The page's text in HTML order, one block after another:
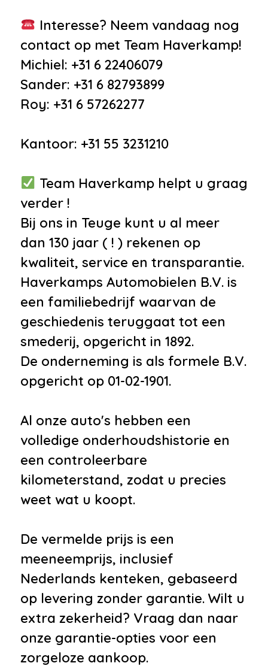
Interesse? Neem vandaag nog
contact op met Team Haverkamp!
Michiel: +31 6 22406079
Sander: +31 6 82793899
Roy: +31 6 57262277
Kantoor: +31 55 3231210
Team Haverkamp helpt u graag
verder !
Bij ons in Teuge kunt u al meer
dan 130 jaar ( ! ) rekenen op
kwaliteit, service en transparantie.
Haverkamps Automobielen B.V. is
een familiebedrijf waarvan de
geschiedenis teruggaat tot een
smederij, opgericht in 1892.
De onderneming is als formele B.V.
opgericht op 01-02-1901.
Al onze auto's hebben een
volledige onderhoudshistorie en
een controleerbare
kilometerstand, zodat u precies
weet wat u koopt.
De vermelde prijs is een
meeneemprijs, inclusief
Nederlands kenteken, gebaseerd
op levering zonder garantie. Wilt u
extra zekerheid? Vraag dan naar
onze garantie-opties voor een
zorgeloze aankoop.